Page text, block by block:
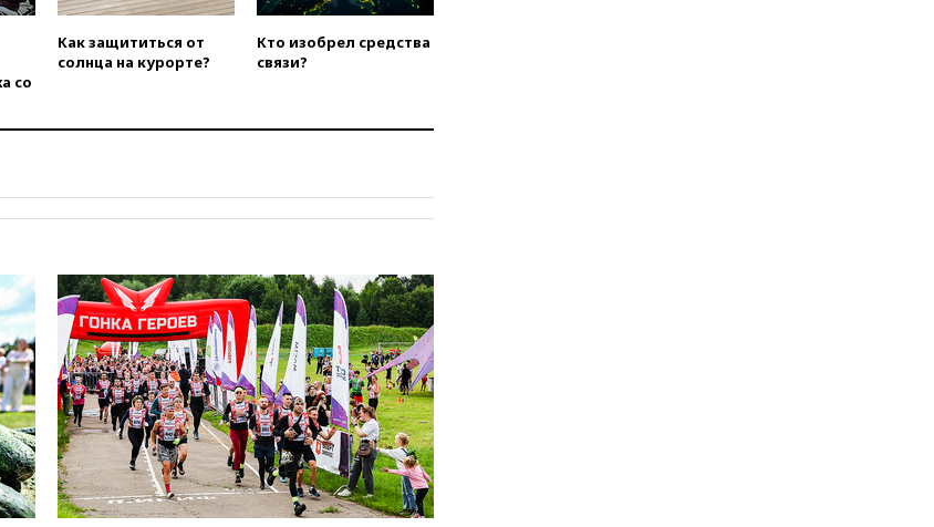
горение на складе в Брянске
ликвидировано
украинским сухогрузам в
вчера, 18:39Два человека
погибли в результате удара
ВСУ по многоэтажке в Керчи
вчера, 18:25Беспилотник
атаковал турецкий сухогруз у
побережья Новороссийска
вчера, 18:18Товарооборот
Китая и России вырос в этом
году более чем на четверть
вчера, 17:55 Мужчина получил
со
Как защититься от
солнца на курорте?
Кто изобрел средства
связи?